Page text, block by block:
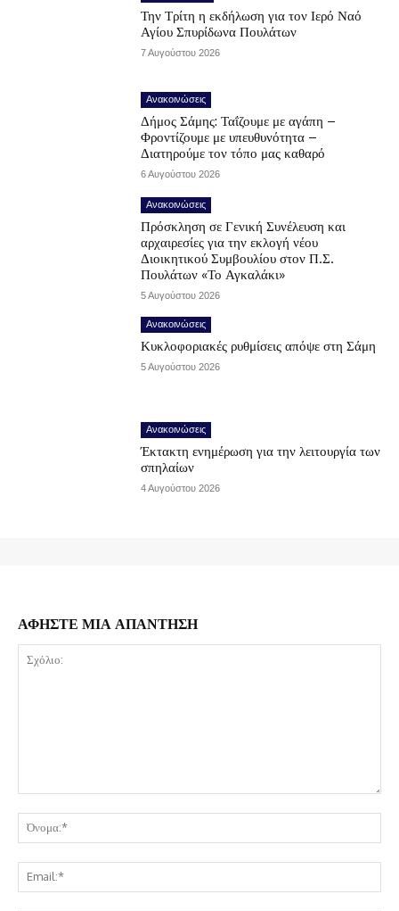
Την Τρίτη η εκδήλωση για τον Ιερό Ναό
Αγίου Σπυρίδωνα Πουλάτων
7 Αυγούστου 2026
Ανακοινώσεις
Δήμος Σάμης: Ταΐζουμε με αγάπη –
Φροντίζουμε με υπευθυνότητα –
Διατηρούμε τον τόπο μας καθαρό
6 Αυγούστου 2026
Ανακοινώσεις
Πρόσκληση σε Γενική Συνέλευση και
αρχαιρεσίες για την εκλογή νέου
Διοικητικού Συμβουλίου στον Π.Σ.
Πουλάτων «Το Αγκαλάκι»
5 Αυγούστου 2026
Ανακοινώσεις
Κυκλοφοριακές ρυθμίσεις απόψε στη Σάμη
5 Αυγούστου 2026
Ανακοινώσεις
Έκτακτη ενημέρωση για την λειτουργία των
σπηλαίων
4 Αυγούστου 2026
ΑΦΗΣΤΕ ΜΙΑ ΑΠΑΝΤΗΣΗ